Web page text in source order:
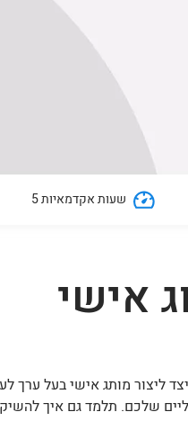
5 שעות אקדמאיות
אישי
ליצור מותג אישי בעל ערך
שלכם. תלמד גם איך